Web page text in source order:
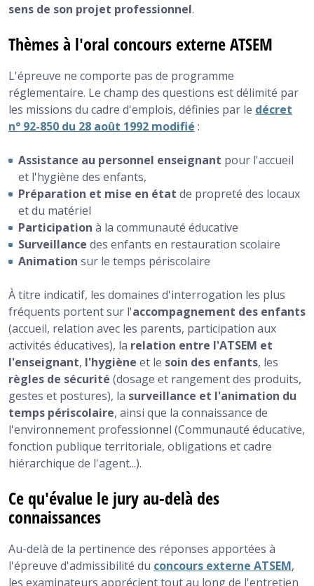
sens de son projet professionnel.
Thèmes à l'oral concours externe ATSEM
L'épreuve ne comporte pas de programme
réglementaire. Le champ des questions est délimité par
les missions du cadre d'emplois, définies par le décret
n° 92-850 du 28 août 1992 modifié :
Assistance au personnel enseignant pour l'accueil
et l'hygiène des enfants,
Préparation et mise en état de propreté des locaux
et du matériel
Participation à la communauté éducative
Surveillance des enfants en restauration scolaire
Animation sur le temps périscolaire
À titre indicatif, les domaines d'interrogation les plus
fréquents portent sur l'accompagnement des enfants
(accueil, relation avec les parents, participation aux
activités éducatives), la relation entre l'ATSEM et
l'enseignant, l'hygiène et le soin des enfants, les
règles de sécurité (dosage et rangement des produits,
gestes et postures), la surveillance et l'animation du
temps périscolaire, ainsi que la connaissance de
l'environnement professionnel (Communauté éducative,
fonction publique territoriale, obligations et cadre
hiérarchique de l'agent...).
Ce qu'évalue le jury au-delà des
connaissances
Au-delà de la pertinence des réponses apportées à
l'épreuve d'admissibilité du concours externe ATSEM,
les examinateurs apprécient tout au long de l'entretien